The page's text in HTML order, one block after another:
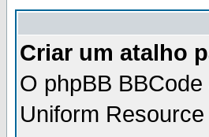
Criar um atalho
O phpBB
Uniform